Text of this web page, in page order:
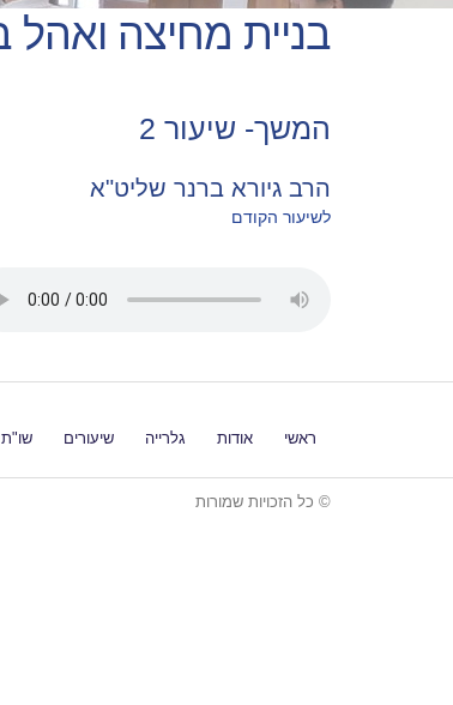
בניית מחיצה
המשך- שיעור 2
הרב גיורא ברנר שליט"א
לשיעור הקודם
ראשי אודות גלרייה שיעורים שו"ת
© כל הזכויות שמורות